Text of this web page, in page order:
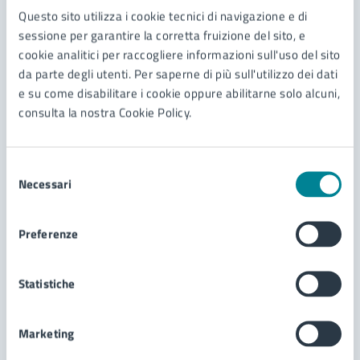
Questo sito utilizza i cookie tecnici di navigazione e di
sessione per garantire la corretta fruizione del sito, e
cookie analitici per raccogliere informazioni sull'uso del sito
da parte degli utenti. Per saperne di più sull'utilizzo dei dati
e su come disabilitare i cookie oppure abilitarne solo alcuni,
consulta la nostra Cookie Policy.
delNecessari
Preferenze
Statistiche
Marketing
Contenuti correlati
Documenti
Ordinanza di regolamentazione della sosta in via
su via Dante Alighieri - individuazione ed
velocipedi a due ruote.
per occupazione della sede stradale per attività di
in via Toscanini (tronchi di raccordo est e ovest
con via Donizetti) per l'esecuzione di opere
convenzionato "ex Imparato" - ditta SECIS.